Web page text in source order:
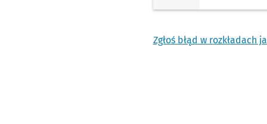
Zgłoś błąd w rozkładach